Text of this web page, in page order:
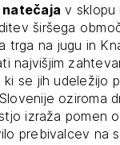
v sklopu
širšega
trga na jugu in
najvišjim
se jih udeležijo
oziroma
izraža pomen
prebivalcev na